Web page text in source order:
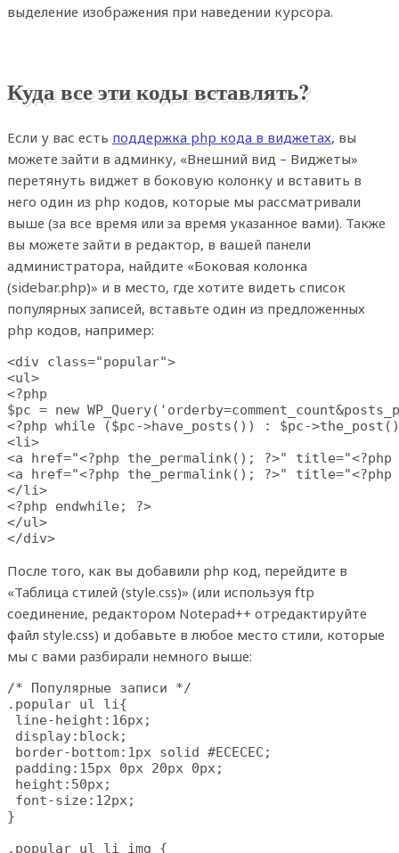
выделение изображения при наведении курсора.
Куда все эти коды вставлять?
Если у вас есть поддержка php кода в виджетах, вы
можете зайти в админку, «Внешний вид – Виджеты»
перетянуть виджет в боковую колонку и вставить в
него один из php кодов, которые мы рассматривали
выше (за все время или за время указанное вами). Также
вы можете зайти в редактор, в вашей панели
администратора, найдите «Боковая колонка
(sidebar.php)» и в место, где хотите видеть список
популярных записей, вставьте один из предложенных
php кодов, например:
<div class="popular">
<ul>
<?php
$pc = new
<?php while ($pc->have_posts()) : $pc-
<li>
<a href="<?php the_permalink(); ?>"
<a href="<?php the_permalink(); ?>"
</li>
<?php endwhile; ?>
</ul>
</div>
После того, как вы добавили php код, перейдите в
«Таблица стилей (style.css)» (или используя ftp
соединение, редактором Notepad++ отредактируйте
файл style.css) и добавьте в любое место стили, которые
мы с вами разбирали немного выше:
/* Популярные записи */
.popular ul li{
line-height:16px;
display:block;
border-bottom:1px solid #ECECEC;
padding:15px 0px 20px 0px;
height:50px;
font-size:12px;
}
.popular ul li img {